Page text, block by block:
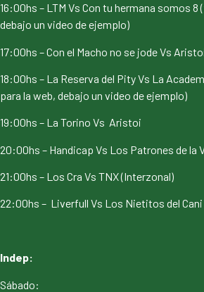
16:00hs – LTM Vs Con tu hermana somos 8
debajo un video de ejemplo)
17:00hs – Con el Macho no se jode Vs
18:00hs – La Reserva del Pity Vs La
para la web, debajo un video de ejemplo)
19:00hs – La Torino Vs Aristoi
20:00hs – Handicap Vs Los Patrones de la
21:00hs – Los Cra Vs TNX (Interzonal)
22:00hs – Liverfull Vs Los Nietitos del Cani
Indep:
Sábado: